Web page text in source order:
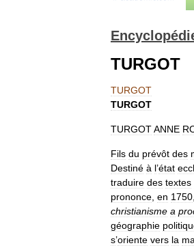
TURGOT
TURGOT
TURGOT
TURGOTANNE
Fils du prévôt des
Destiné à l’état
traduire des textes
prononce en 1750
christianisme a
géographie
s’oriente vers la